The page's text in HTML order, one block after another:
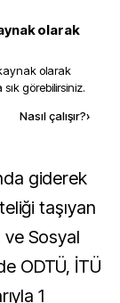
olarak
olarak
görebilirsiniz.
Nasıl çalışır?›
taşıyan
Sosyal
ODTÜ, İTÜ
1